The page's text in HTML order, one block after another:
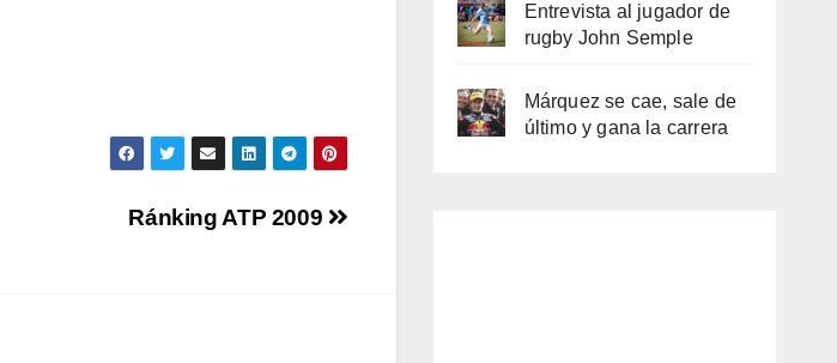
Ránking ATP 2009
Entrevista al jugador de
rugby John Semple
Márquez se cae, sale de
último y gana la carrera